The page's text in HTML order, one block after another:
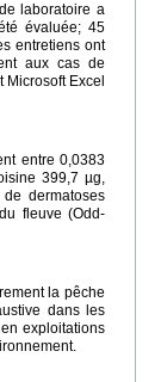
laboratoire a
évaluée; 45
entretiens ont
aux cas de
Excel
entre 0,0383
399,7 µg,
dermatoses
fleuve (Odd-
la pêche
dans les
exploitations